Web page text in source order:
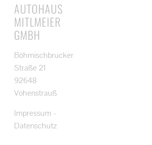
AUTOHAUS
MITLMEIER
GMBH
Böhmischbrucker
Straße 21
92648
Vohenstrauß
Impressum -
Datenschutz